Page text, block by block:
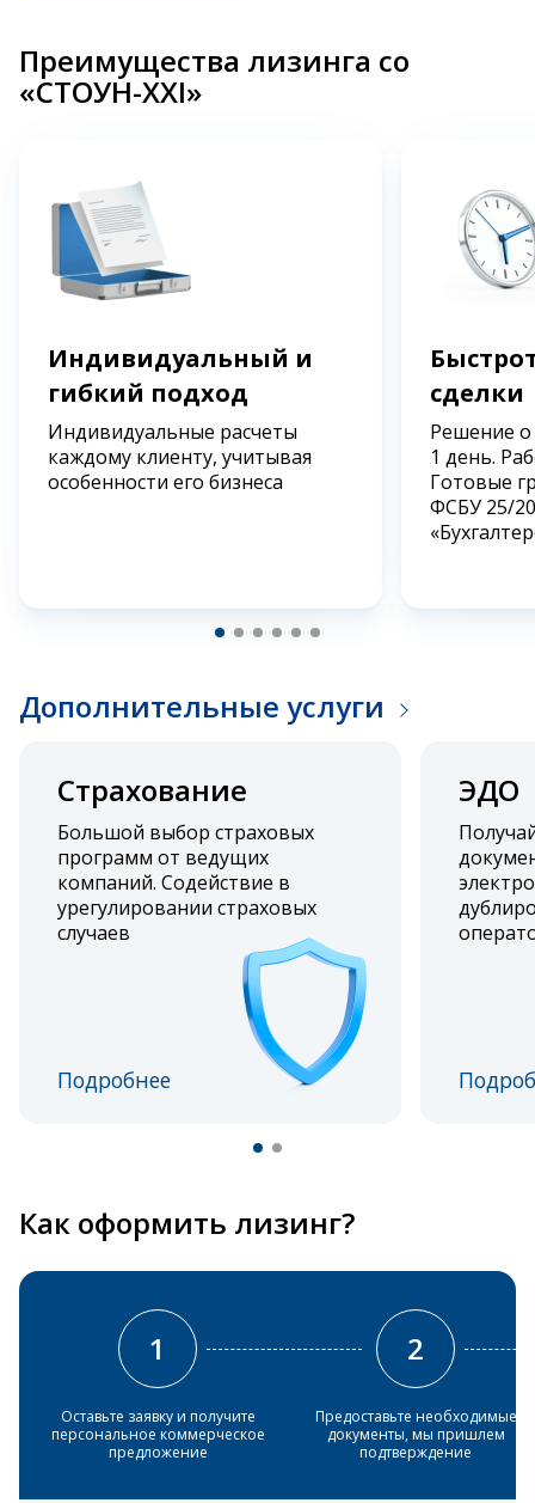
Преимущества лизинга со
«СТОУН-XXI»
Индивидуальный и
гибкий подход
Индивидуальные расчеты
каждому клиенту, учитывая
особенности его бизнеса
сделки
Решение
1 день.
Готовые
ФСБУ 25/
Дополнительные услуги
Страхование
Большой выбор страховых
программ от ведущих
компаний. Содействие в
урегулировании страховых
случаев
Подробнее
ЭДО
Как оформить лизинг?
1
Оставьте заявку и получите
персональное коммерческое
предложение
2
Предоставьте необходимые
документы, мы пришлем
подтверждение